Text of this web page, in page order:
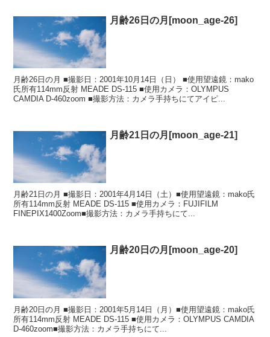
月齢26日の月[moon_age-26]
月齢26日の月 ■撮影日：2001年10月14日（日） ■使用望遠鏡：mako
氏所有114mm反射 MEADE DS-115 ■使用カメラ：OLYMPUS
CAMDIA D-460zoom ■撮影方法：カメラ手持ちにてアイピ...
月齢21日の月[moon_age-21]
月齢21日の月 ■撮影日：2001年4月14日（土）■使用望遠鏡：mako氏
所有114mm反射 MEADE DS-115 ■使用カメラ：FUJIFILM
FINEPIX1400Zoom■撮影方法：カメラ手持ちにて...
月齢20日の月[moon_age-20]
月齢20日の月 ■撮影日：2001年5月14日（月）■使用望遠鏡：mako氏
所有114mm反射 MEADE DS-115 ■使用カメラ：OLYMPUS CAMDIA
D-460zoom■撮影方法：カメラ手持ちにて...